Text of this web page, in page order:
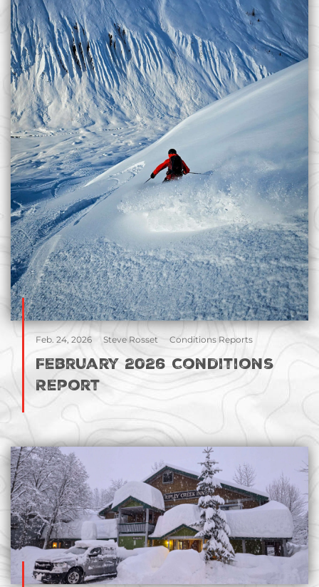
Feb. 24, 2026 Steve Rosset Conditions Reports
February 2026 Conditions
Report